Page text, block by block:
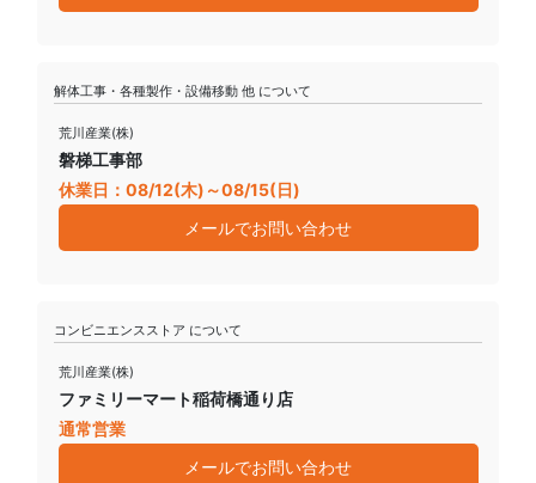
解体工事・各種製作・設備移動 他 について
荒川産業(株)
磐梯工事部
休業日：08/12(木)～08/15(日)
メールでお問い合わせ
コンビニエンスストア について
荒川産業(株)
ファミリーマート稲荷橋通り店
通常営業
メールでお問い合わせ